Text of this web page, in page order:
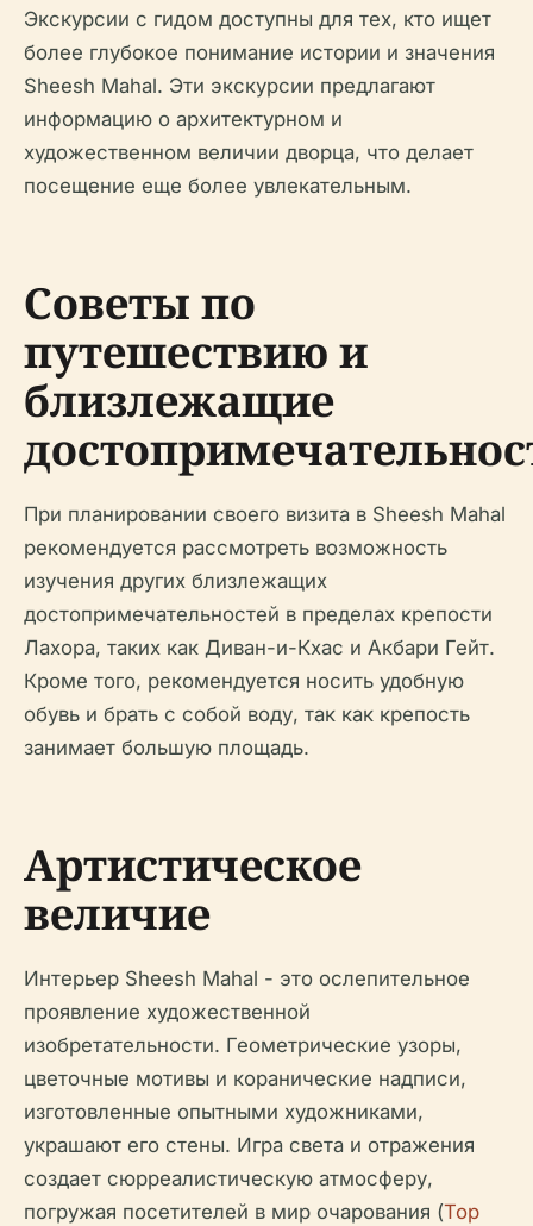
Экскурсии с гидом доступны для тех, кто ищет
более глубокое понимание истории и значения
Sheesh Mahal. Эти экскурсии предлагают
информацию о архитектурном и
художественном величии дворца, что делает
посещение еще более увлекательным.
Советы по
путешествию и
близлежащие
При планировании своего визита в Sheesh Mahal
рекомендуется рассмотреть возможность
изучения других близлежащих
достопримечательностей в пределах крепости
Лахора, таких как Диван-и-Кхас и Акбари Гейт.
Кроме того, рекомендуется носить удобную
обувь и брать с собой воду, так как крепость
занимает большую площадь.
Артистическое
величие
Интерьер Sheesh Mahal - это ослепительное
проявление художественной
изобретательности. Геометрические узоры,
цветочные мотивы и коранические надписи,
изготовленные опытными художниками,
украшают его стены. Игра света и отражения
создает сюрреалистическую атмосферу,
погружая посетителей в мир очарования (Top